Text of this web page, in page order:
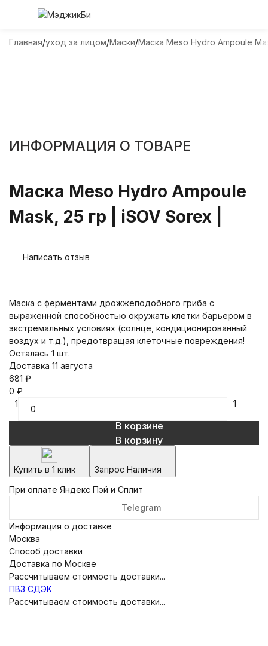
Главная уход за лицом Маски Маска Meso Hydro Ampoule
ИНФОРМАЦИЯ О ТОВАРЕ
Маска Meso Hydro Ampoule
Mask, 25 гр | iSOV Sorex |
Написать отзыв
Маска с ферментами дрожжеподобного гриба с
выраженной способностью окружать клетки барьером в
экстремальных условиях (солнце, кондиционированный
воздух и т.д.), предотвращая клеточные повреждения!
Осталась 1 шт.
Доставка 11 августа
681 ₽
0 ₽
1
1
В корзине
В корзину
Купить в 1 клик
Запрос Наличия
При оплате Яндекс Пэй и Сплит
Telegram
Информация о доставке
Москва
Способ доставки
Доставка по Москве
Рассчитываем стоимость доставки...
ПВЗ СДЭК
Рассчитываем стоимость доставки...